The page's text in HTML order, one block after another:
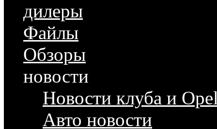
дилеры
Файлы
Обзоры
новости
Новости клуба и
Авто новости